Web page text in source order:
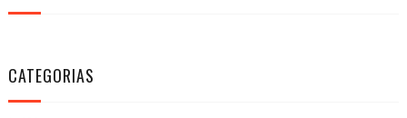
CATEGORIAS